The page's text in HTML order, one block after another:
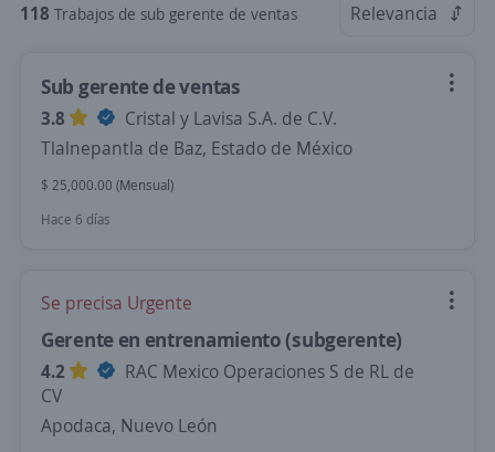
118 Trabajos de sub gerente de ventas Relevancia
Sub gerente de ventas
3.8
Cristal y Lavisa S.A. de C.V.
Tlalnepantla de Baz, Estado de México
$ 25,000.00 (Mensual)
Hace 6 días
Se precisa Urgente
Gerente en entrenamiento (subgerente)
4.2
RAC Mexico Operaciones S de RL de
CV
Apodaca, Nuevo León